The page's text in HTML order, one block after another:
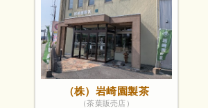
（株）岩崎園製茶
（茶葉販売店）